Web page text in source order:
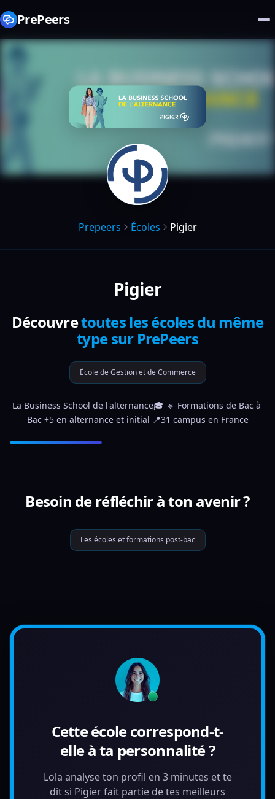
PrePeers
Prepeers Écoles Pigier
Pigier
Découvretoutes les écoles du même
type sur PrePeers
École de Gestion et de Commerce
La Business School de l'alternance🎓 🔹 Formations de Bac à
Bac +5 en alternance et initial 📍31 campus en France
Besoin de réfléchir à ton avenir ?
Les écoles et formations post-bac
Cette école correspond-t-
elle à ta personnalité ?
Lola analyse ton profil en 3 minutes et te
dit si Pigier fait partie de tes meilleurs